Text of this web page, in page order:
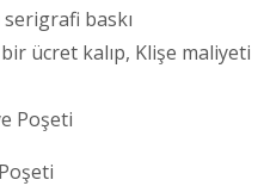
baskı
ücret kalıp, Klişe maliyeti